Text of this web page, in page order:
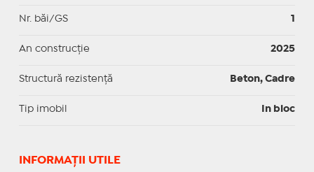
Nr. băi/GS 1
An construcție 2025
Structură rezistență Beton, Cadre
Tip imobil In bloc
INFORMAŢII UTILE